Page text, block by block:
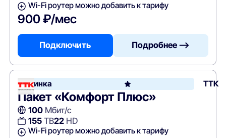
Wi-Fi роутер можно добавить к тарифу
900 ₽/мес
Подключить Подробнее —>
Новинка ТТК
Пакет «Комфорт Плюс»
100Мбит/с
155ТВ22HD
Wi-Fi роутер можно добавить к тарифу